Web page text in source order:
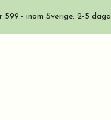
inom Sverige. 2-5